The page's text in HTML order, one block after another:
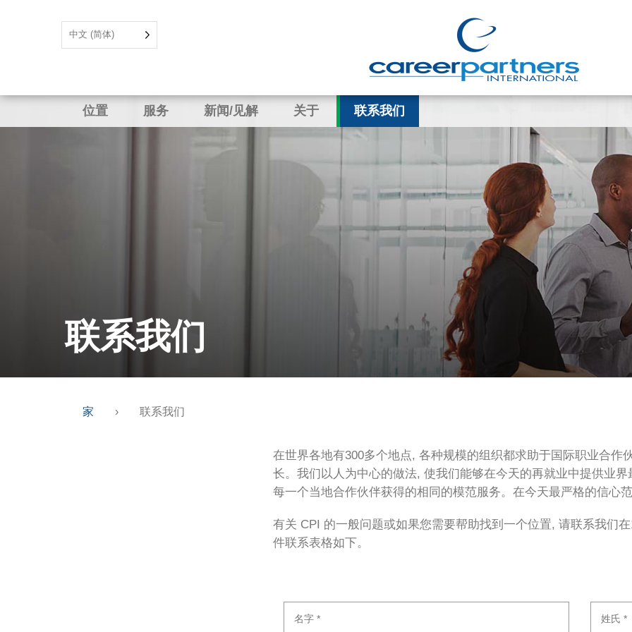
中文 (简体)
位置 服务 新闻/见解 关于 联系我们
联系我们
家 › 联系我们
在世界各地有300多个地点, 各种规模的组织都求助于国际职业合作
长。我们以人为中心的做法, 使我们能够在今天的再就业中提供业
每一个当地合作伙伴获得的相同的模范服务。在今天最严格的信心
有关 CPI 的一般问题或如果您需要帮助找到一个位置, 请联系我们
件联系表格如下。